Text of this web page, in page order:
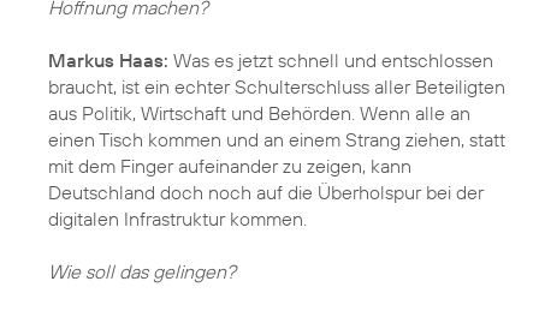
Hoffnung machen?
Markus Haas: Was es jetzt schnell und entschlossen
braucht, ist ein echter Schulterschluss aller Beteiligten
aus Politik, Wirtschaft und Behörden. Wenn alle an
einen Tisch kommen und an einem Strang ziehen, statt
mit dem Finger aufeinander zu zeigen, kann
Deutschland doch noch auf die Überholspur bei der
digitalen Infrastruktur kommen.
Wie soll das gelingen?